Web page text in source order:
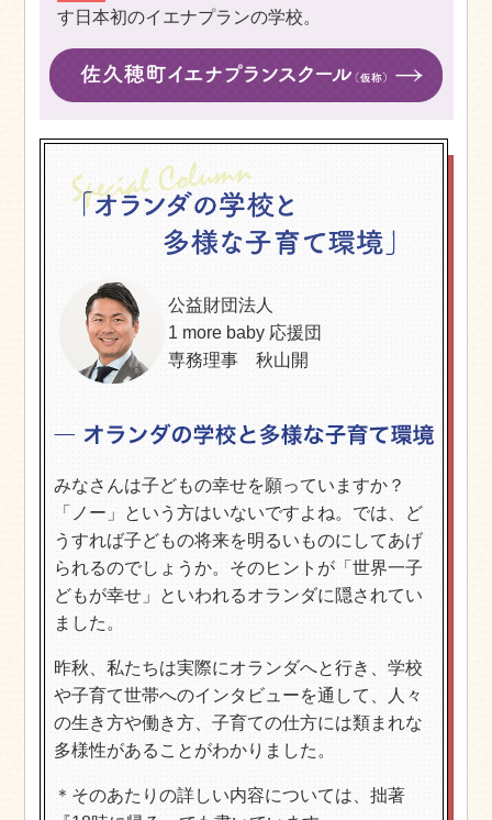
す日本初のイエナプランの学校。
公益財団法人
1 more baby 応援団
専務理事 秋山開
みなさんは子どもの幸せを願っていますか？
「ノー」という方はいないですよね。では、ど
うすれば子どもの将来を明るいものにしてあげ
られるのでしょうか。そのヒントが「世界一子
どもが幸せ」といわれるオランダに隠されてい
ました。
昨秋、私たちは実際にオランダへと行き、学校
や子育て世帯へのインタビューを通して、人々
の生き方や働き方、子育ての仕方には類まれな
多様性があることがわかりました。
＊そのあたりの詳しい内容については、拙著